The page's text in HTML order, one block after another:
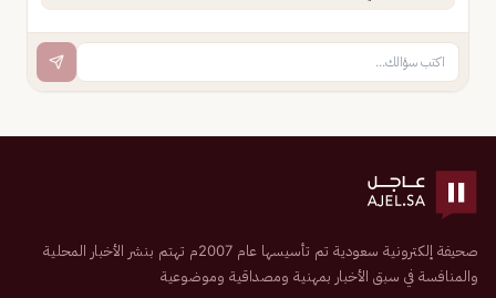
صحيفة إلكترونية سعودية تم تأسيسها عام 2007م تهتم بنشر الأخبار المحلية
والمنافسة في سبق الأخبار بمهنية ومصداقية وموضوعية